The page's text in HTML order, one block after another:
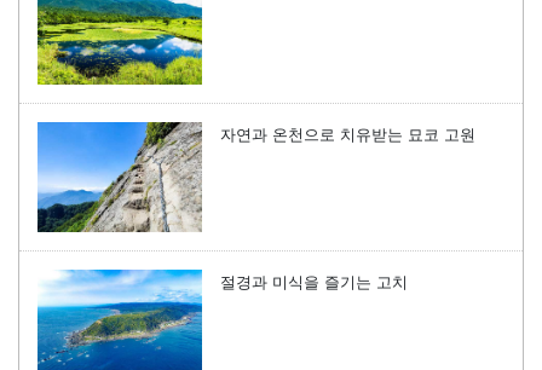
자연과 온천으로 치유받는 묘코 고원
절경과 미식을 즐기는 고치